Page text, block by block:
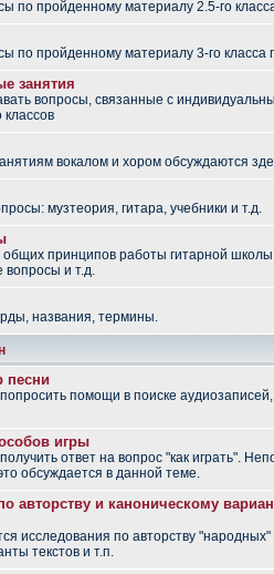
по пройденному материалу 2.5-го
по пройденному материалу 3-го класса
занятия
вопросы, связанные с
классов
вокалом и хором обсуждаются
музтеория, гитара, учебники и т.д.
общих принципов работы гитарной
вопросы и т.д.
названия, термины.
песни
помощи в поиске аудиозаписей,
игры
ответ на вопрос "как играть".
обсуждается в данной теме.
авторству и каноническому
исследования по авторству "народных"
текстов и т.п.